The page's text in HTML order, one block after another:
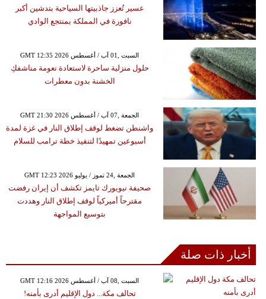
عسير تُعزز جاذبيتها السياحية بتدشين أكبر
نافورة في المملكة بمنتجع الوادي
GMT 12:35 2026 السبت ,01 آب / أغسطس
حلول منزلية ساحرة لاستعادة نعومة مناشفكِ
الخشنة بدون معطرات
GMT 21:30 2026 الجمعة ,07 آب / أغسطس
واشنطن تضغط لوقف إطلاق النار في غزة لمدة
أسبوعين تمهيدًا لتنفيذ خطة ترامب للسلام
GMT 12:23 2026 الجمعة ,24 تموز / يوليو
صحيفة نيويورك تايمز تكشف أن إيران رفضت
مقترحاً أميركياً لوقف إطلاق النار وهددت
بتوسيع المواجهة
أخبار ذات صلة
GMT 12:16 2026 السبت ,08 آب / أغسطس
تحالف مكة... دول الإقليم أدرى بأمنه!